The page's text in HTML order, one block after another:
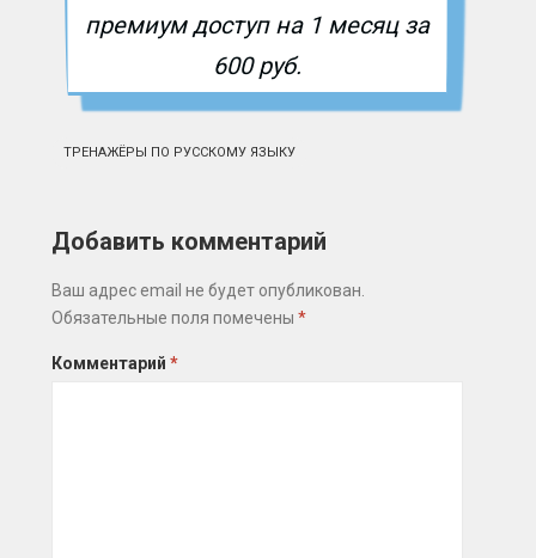
премиум доступ на 1 месяц за
600 руб.
ТРЕНАЖЁРЫ ПО РУССКОМУ ЯЗЫКУ
Добавить комментарий
Ваш адрес email не будет опубликован.
Обязательные поля помечены*
Комментарий*